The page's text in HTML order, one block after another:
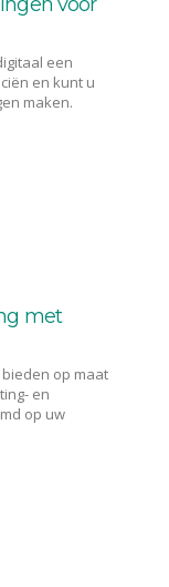
een
en kunt u
maken.
met
op maat
en
op uw